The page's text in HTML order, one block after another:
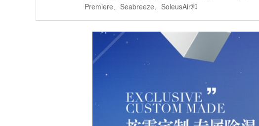
Premiere、Seabreeze、SoleusAir和